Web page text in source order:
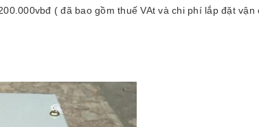
( đã bao gồm thuế VAt và chi phí lắp đặt vận